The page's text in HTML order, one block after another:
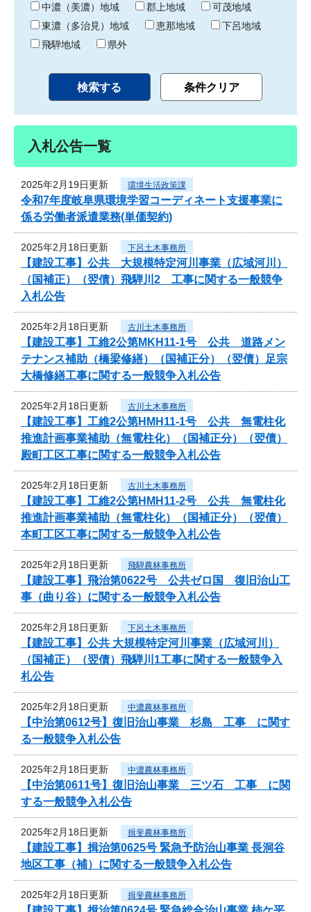
中濃（美濃）地域
郡上地域
可茂地域
東濃（多治見）地域
恵那地域
下呂地域
飛騨地域
県外
入札公告一覧
2025年2月19日更新 環境生活政策課
令和7年度岐阜県環境学習コーディネート支援事業に
係る労働者派遣業務(単価契約)
2025年2月18日更新 下呂土木事務所
【建設工事】公共 大規模特定河川事業（広域河川）
（国補正）（翌債）飛騨川2 工事に関する一般競争
入札公告
2025年2月18日更新 古川土木事務所
【建設工事】工維2公第MKH11-1号 公共 道路メン
テナンス補助（橋梁修繕）（国補正分）（翌債）足宗
大橋修繕工事に関する一般競争入札公告
2025年2月18日更新 古川土木事務所
【建設工事】工維2公第HMH11-1号 公共 無電柱化
推進計画事業補助（無電柱化）（国補正分）（翌債）
殿町工区工事に関する一般競争入札公告
2025年2月18日更新 古川土木事務所
【建設工事】工維2公第HMH11-2号 公共 無電柱化
推進計画事業補助（無電柱化）（国補正分）（翌債）
本町工区工事に関する一般競争入札公告
2025年2月18日更新 飛騨農林事務所
【建設工事】飛治第0622号 公共ゼロ国 復旧治山工
事（曲り谷）に関する一般競争入札公告
2025年2月18日更新 下呂土木事務所
【建設工事】公共 大規模特定河川事業（広域河川）
（国補正）（翌債）飛騨川1工事に関する一般競争入
札公告
2025年2月18日更新 中濃農林事務所
【中治第0612号】復旧治山事業 杉島 工事 に関す
る一般競争入札公告
2025年2月18日更新 中濃農林事務所
【中治第0611号】復旧治山事業 三ツ石 工事 に関
する一般競争入札公告
2025年2月18日更新 揖斐農林事務所
【建設工事】揖治第0625号 緊急予防治山事業 長洞谷
地区工事（補）に関する一般競争入札公告
2025年2月18日更新 揖斐農林事務所